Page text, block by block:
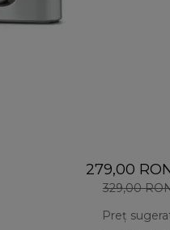
279,00
329,00
Preț